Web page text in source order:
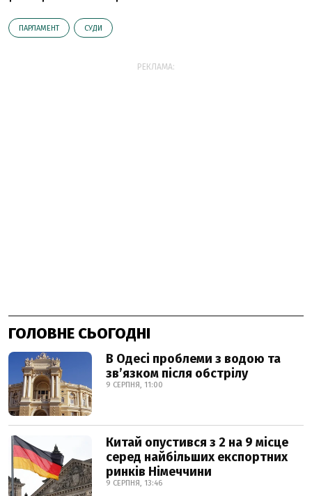
ПАРЛАМЕНТ СУДИ
РЕКЛАМА:
ГОЛОВНЕ СЬОГОДНІ
В Одесі проблеми з водою та
звʼязком після обстрілу
9 СЕРПНЯ, 11:00
Китай опустився з 2 на 9 місце
серед найбільших експортних
ринків Німеччини
9 СЕРПНЯ, 13:46